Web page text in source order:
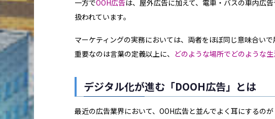
一方でOOH広告は、屋外広告に加えて、電車・バスの車内広
扱われています。
マーケティングの実務においては、両者をほぼ同じ意味合いで
重要なのは言葉の定義以上に、 どのような場所でどのような
デジタル化が進む「DOOH広告」とは
最近の広告業界において、OOH広告と並んでよく耳にするのが